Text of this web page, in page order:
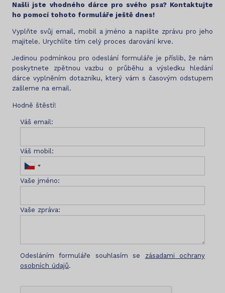
Našli jste vhodného dárce pro svého psa? Kontaktujte
ho pomocí tohoto formuláře ještě dnes!
Vyplňte svůj email, mobil a jméno a napište zprávu pro jeho
majitele. Urychlíte tím celý proces darování krve.
Jedinou podmínkou pro odeslání formuláře je příslib, že nám
poskytnete zpětnou vazbu o průběhu a výsledku hledání
dárce vyplněním dotazníku, který vám s časovým odstupem
zašleme na email.
Hodně štěstí!
Váš email:
Váš mobil:
Vaše jméno:
Vaše zpráva:
Odesláním formuláře souhlasím se zásadami ochrany
osobních údajů.